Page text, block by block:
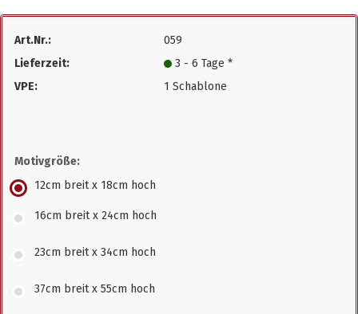
Art.Nr.:
059
Lieferzeit:
3 - 6 Tage *
VPE:
1 Schablone
Motivgröße:
12cm breit x 18cm hoch
16cm breit x 24cm hoch
23cm breit x 34cm hoch
37cm breit x 55cm hoch